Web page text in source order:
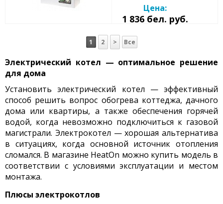
Цена:
1 836 бел. руб.
1 2 > Все
Электрический котел — оптимальное решение
для дома
Установить электрический котел — эффективный
способ решить вопрос обогрева коттеджа, дачного
дома или квартиры, а также обеспечения горячей
водой, когда невозможно подключиться к газовой
магистрали. Электрокотел — хорошая альтернатива
в ситуациях, когда основной источник отопления
сломался. В магазине HeatOn можно купить модель в
соответствии с условиями эксплуатации и местом
монтажа.
Плюсы электрокотлов